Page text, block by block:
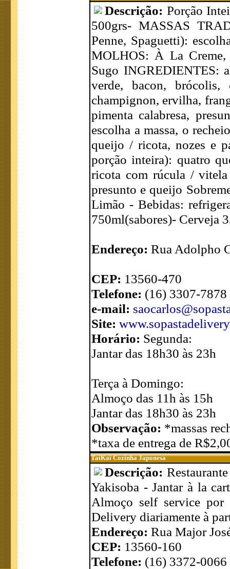
Descrição: Porção
500grs- MASSAS
Penne, Spaguetti):
MOLHOS: À La
Sugo INGREDIENTES:
verde, bacon, brócolis,
champignon, ervilha,
pimenta calabresa,
escolha a massa, o
queijo / ricota, nozes e
porção inteira): quatro
ricota com rúcula /
presunto e queijo
Limão - Bebidas:
750ml(sabores)- Cerveja
Endereço: Rua Adolpho
CEP: 13560-470
Telefone: (16) 3307-
e-mail:
Site:
Horário: Segunda:
Jantar das 18h30 às 23h
Terça à Domingo:
Almoço das 11h às 15h
Jantar das 18h30 às 23h
Observação: *massas
*taxa de entrega de
TaiKai Cozinha Japonesa
Descrição:
Yakisoba - Jantar à la
Almoço self service
Delivery diariamente à
Endereço: Rua Major
CEP: 13560-160
Telefone: (16) 3372-0066